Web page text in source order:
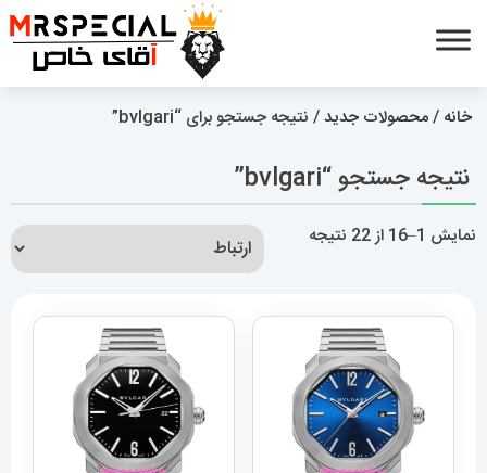
خانه /محصولات جدید/ نتیجه جستجو برای “bvlgari”
نتیجه جستجو “bvlgari”
نمایش 1–16 از 22 نتیجه
مرتب‌سازی
جدیدترین